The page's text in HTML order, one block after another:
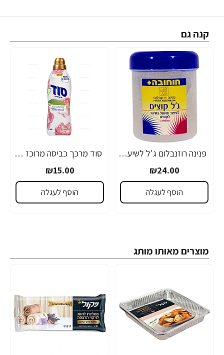
קנה גם
פנינה רוזנבלום ג'ל לשיער קוצים חוחובה - 1 ק"ג
₪24.00
הוסף לעגלה
סוד מרכך כביסה מרוכז ארומתרפי לבן בניחוח פרחים סאמר בלוסום 900 מ"ל
₪15.00
הוסף לעגלה
מוצרים מאותו מותג